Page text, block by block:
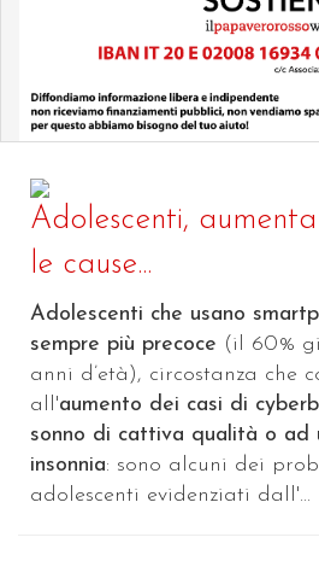
Adolescenti, aumenta
le cause...
Adolescenti che usano
sempre più precoce (il 60%
anni d’età), circostanza che
all'aumento dei casi di
sonno di cattiva qualità o ad
insonnia: sono alcuni dei
adolescenti evidenziati dall'...